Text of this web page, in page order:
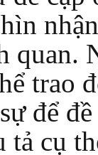
quan.
trao
để
tả cụ